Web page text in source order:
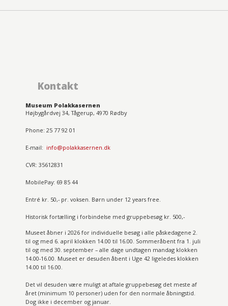
Kontakt
Museum Polakkasernen
Højbygårdvej 34, Tågerup, 4970 Rødby
Phone: 25 77 92 01
E-mail: info@polakkasernen.dk
CVR: 35612831
MobilePay: 69 85 44
Entré kr. 50,- pr. voksen. Børn under 12 years free.
Historisk fortælling i forbindelse med gruppebesøg kr. 500,-
Museet åbner i 2026 for individuelle besøg i alle påskedagene 2.
til og med 6. april klokken 14.00 til 16.00. Sommeråbent fra 1. juli
til og med 30. september – alle dage undtagen mandag klokken
14.00-16.00. Museet er desuden åbent i Uge 42 ligeledes klokken
14.00 til 16.00.
Det vil desuden være muligt at aftale gruppebesøg det meste af
året (minimum 10 personer) uden for den normale åbningstid.
Dog ikke i december og januar.